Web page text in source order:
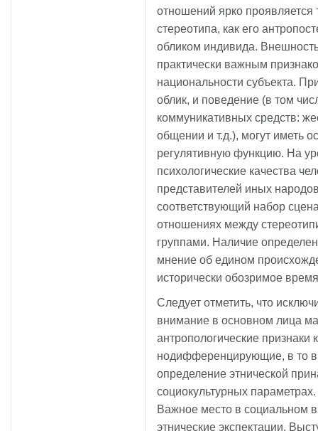
отношений ярко проявляется
стереотипа, как его
обликом индивида.
практически важным
национальности субъекта.
облик, и поведение (в том
коммуникативных средств:
общении и т.д.), могут иметь
регулятивную функцию. На
психологические качества
представителей иных
соответствующий набор
отношениях между
группами. Наличие
мнение об едином
исторически обозримое
Следует отметить, что
внимание в основном лица
антропологические
нодифференцирующие, в то
определение этнической
социокультурных параметрах.
Важное место в социальном
этнические экспектации.